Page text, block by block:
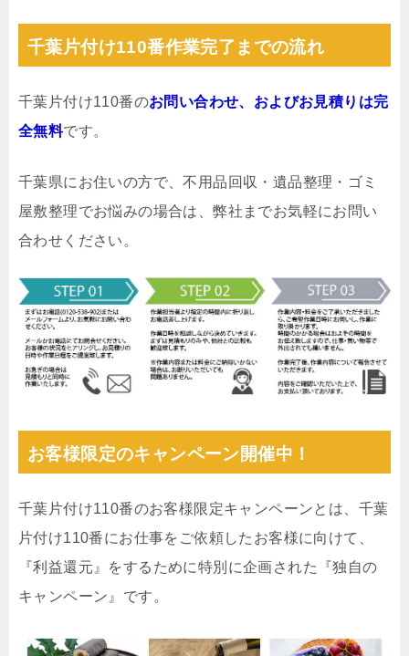
千葉片付け110番作業完了までの流れ
千葉片付け110番のお問い合わせ、およびお見積りは完
全無料です。
千葉県にお住いの方で、不用品回収・遺品整理・ゴミ
屋敷整理でお悩みの場合は、弊社までお気軽にお問い
合わせください。
お客様限定のキャンペーン開催中！
千葉片付け110番のお客様限定キャンペーンとは、千葉
片付け110番にお仕事をご依頼したお客様に向けて、
『利益還元』をするために特別に企画された『独自の
キャンペーン』です。